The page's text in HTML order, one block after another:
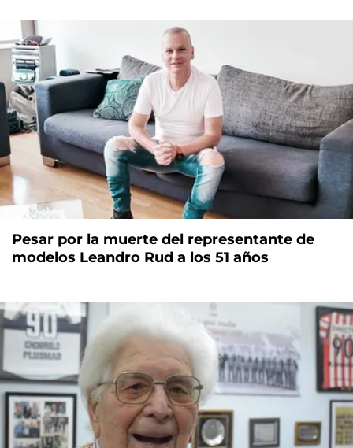
Pesar por la muerte del representante de
modelos Leandro Rud a los 51 años